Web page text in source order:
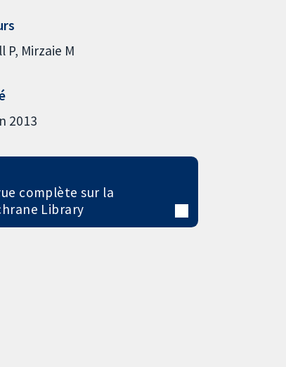
P Mirzaie M
2013
complète sur la
Library